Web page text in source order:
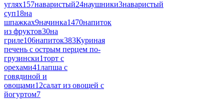
углях157наваристый24наушники3наваристый
суп18на
шпажках9начинка1470напиток
из фруктов30на
гриле106напиток383Куриная
печень с острым перцем по-
грузински1торт с
орехами41лапша с
говядиной и
овощами12салат из овощей с
йогуртом7